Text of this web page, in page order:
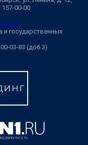
157-00-00
государственных
03-83 (доб.3)